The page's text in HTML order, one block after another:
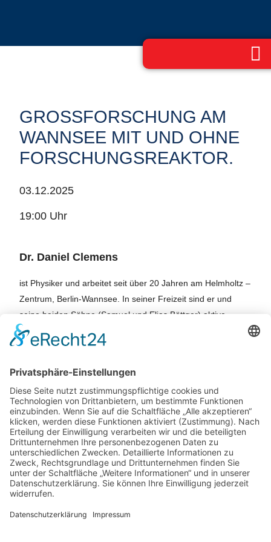
GROSSFORSCHUNG AM W
ANNSEE MIT UND OHNE F
ORSCHUNGSREAKTOR.
03.12.2025
19:00 Uhr
Dr. Daniel Clemens
ist Physiker und arbeitet seit über 20 Jahren am Helmholtz –
Zentrum, Berlin-Wannsee. In seiner Freizeit sind er und
seine beiden Söhne (Samuel und Elias Böttger) aktive
Mitglieder des PYC.
Zurück
Potsdamer Yacht Club e. V.
14109 Berlin